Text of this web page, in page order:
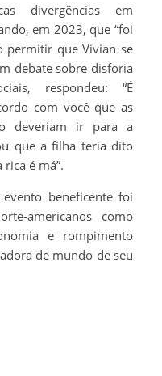
divergências em
em 2023, que “foi
permitir que Vivian se
debate sobre disforia
respondeu: “É
com você que as
deveriam ir para a
que a filha teria dito
é má”.
beneficente foi
americanos como
e rompimento
de mundo de seu